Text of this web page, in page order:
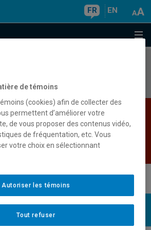
FR EN
données institutionnelles sont
pour le moment. Veuillez
tard.
de témoins
(cookies) afin de collecter des
permettent d’améliorer votre
de vous proposer des contenus vidéo,
de fréquentation, etc. Vous
votre choix en sélectionnant
Tout refuser
Autoriser les témoins